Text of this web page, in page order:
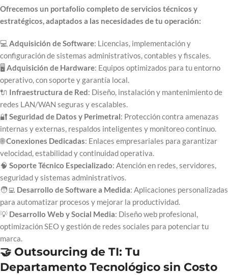
Ofrecemos un portafolio completo de servicios técnicos y
estratégicos, adaptados a las necesidades de tu operación:
💻 Adquisición de Software: Licencias, implementación y
configuración de sistemas administrativos, contables y fiscales.
🖥️ Adquisición de Hardware: Equipos optimizados para tu entorno
operativo, con soporte y garantía local.
🔌 Infraestructura de Red: Diseño, instalación y mantenimiento de
redes LAN/WAN seguras y escalables.
🔐 Seguridad de Datos y Perimetral: Protección contra amenazas
internas y externas, respaldos inteligentes y monitoreo continuo.
🌐Conexiones Dedicadas: Enlaces empresariales para garantizar
velocidad, estabilidad y continuidad operativa.
🧠 Soporte Técnico Especializado: Atención en redes, servidores,
seguridad y sistemas administrativos.
🧑‍💻 Desarrollo de Software a Medida: Aplicaciones personalizadas
para automatizar procesos y mejorar la productividad.
💡 Desarrollo Web y Social Media: Diseño web profesional,
optimización SEO y gestión de redes sociales para potenciar tu
marca.
🤝 Outsourcing de TI: Tu
Departamento Tecnológico sin Costo